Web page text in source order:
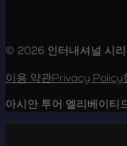
© 2026 인터내셔널 시
이용 약관Privacy Policy
아시안 투어 엘리베이티